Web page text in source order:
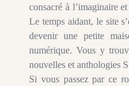
consacré à l’imaginaire
Le temps aidant, le site
devenir une petite
numérique. Vous y
nouvelles et anthologies
Si vous passez par ce